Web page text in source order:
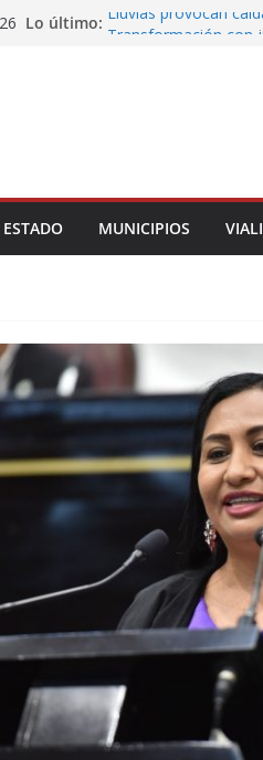
Lo último: Lluvias provocan
incumplimiento de
ESTADO MUNICIPIOS